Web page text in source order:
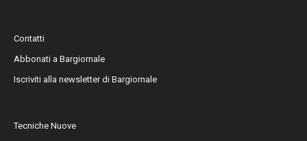
Contatti
Abbonati a Bargiornale
Iscriviti alla newsletter di Bargiornale
Tecniche Nuove